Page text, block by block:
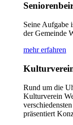
Seine Aufgabe
der Gemeinde
mehr erfahren
Rund um die
Kulturverein
präsentiert